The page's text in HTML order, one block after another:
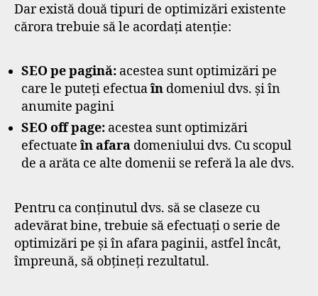
Dar există două tipuri de optimizări existente
cărora trebuie să le acordați atenție:
SEO pe pagină: acestea sunt optimizări pe
care le puteți efectuaîn domeniul dvs. și în
anumite pagini
SEO off page: acestea sunt optimizări
efectuateîn afara domeniului dvs. Cu scopul
de a arăta ce alte domenii se referă la ale dvs.
Pentru ca conținutul dvs. să se claseze cu
adevărat bine, trebuie să efectuați o serie de
optimizări pe și în afara paginii, astfel încât,
împreună, să obțineți rezultatul.